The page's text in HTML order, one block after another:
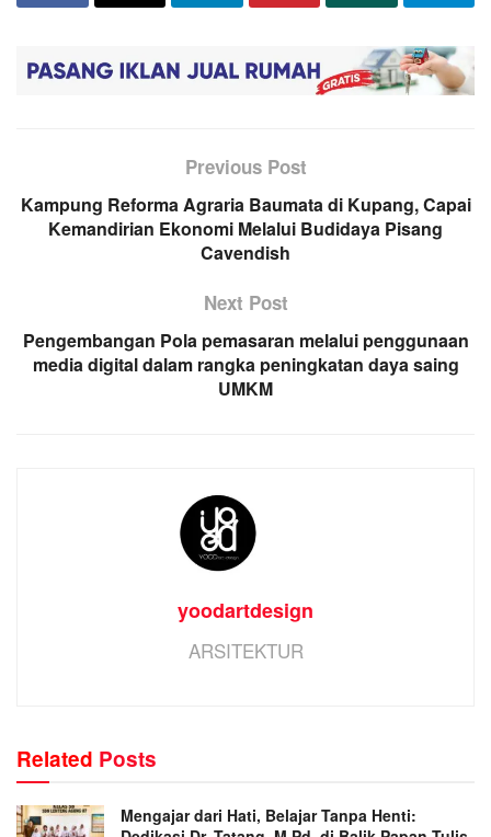
Previous Post
Kampung Reforma Agraria Baumata di Kupang, Capai
Kemandirian Ekonomi Melalui Budidaya Pisang
Cavendish
Next Post
Pengembangan Pola pemasaran melalui penggunaan
media digital dalam rangka peningkatan daya saing
UMKM
yoodartdesign
ARSITEKTUR
Related Posts
Mengajar dari Hati, Belajar Tanpa Henti: